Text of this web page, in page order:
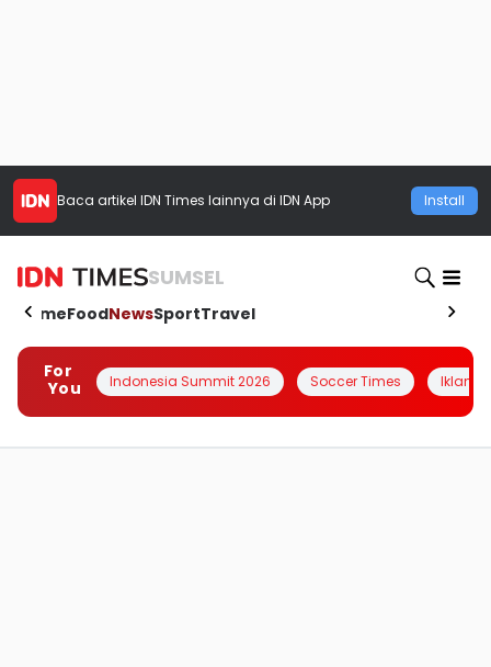
Baca artikel IDN Times lainnya di IDN App Install
SUMSEL
HomeFoodNewsSportTravel
For
You
Indonesia Summit 2026 Soccer Times Iklanin